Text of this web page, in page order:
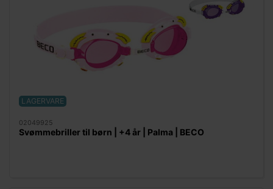
LAGERVARE
02049925
Svømmebriller til børn | +4 år | Palma | BECO